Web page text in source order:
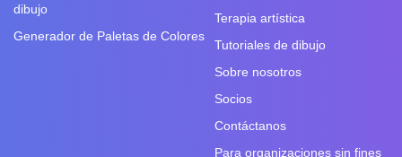
dibujo
Generador de Paletas de Colores
Terapia artística
Tutoriales de dibujo
Sobre nosotros
Socios
Contáctanos
Para organizaciones sin fines